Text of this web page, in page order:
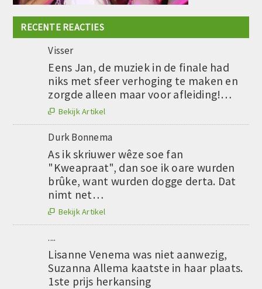
RECENTE REACTIES
Visser
Eens Jan, de muziek in de finale had
niks met sfeer verhoging te maken en
zorgde alleen maar voor afleiding!…
 Bekijk Artikel
Durk Bonnema
As ik skriuwer wêze soe fan
"Kweapraat", dan soe ik oare wurden
brûke, want wurden dogge derta. Dat
nimt net…
 Bekijk Artikel
....
Lisanne Venema was niet aanwezig,
Suzanna Allema kaatste in haar plaats.
1ste prijs herkansing